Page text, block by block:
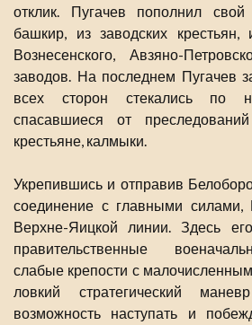
отклик. Пугачев пополнил
башкир, из заводских
Вознесенского, Авзяно-
заводов. На последнем Пугачев
всех сторон стекались по
спасавшиеся от
крестьяне, калмыки.
Укрепившись и отправив
соединение с главными силами,
Верхне-Яицкой линии. Здесь
правительственные
слабые крепости с
ловкий стратегический
возможность наступать и